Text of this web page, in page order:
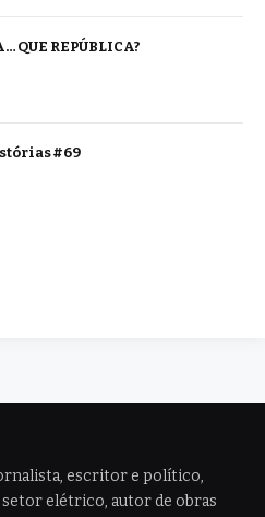
QUE REPÚBLICA?
#69
escritor e político,
elétrico, autor de obras